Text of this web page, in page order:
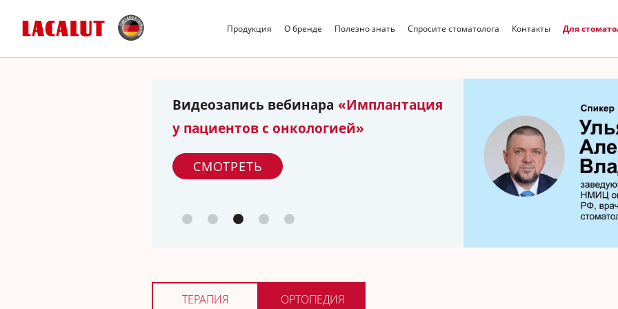
Продукция О бренде Полезно знать Спросите стоматолога Контакты Для
Видеозапись вебинара «Имплантация
у пациентов с онкологией»
СМОТРЕТЬ
ТЕРАПИЯ ОРТОПЕДИЯ